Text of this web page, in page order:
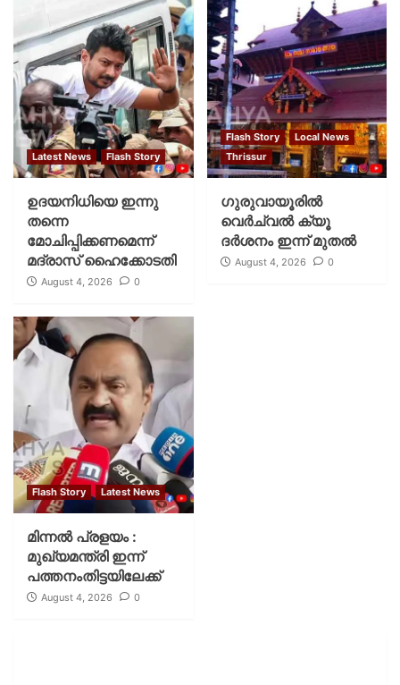
Latest News Flash Story
ഉദയനിധിയെ ഇന്നു
തന്നെ
മോചിപ്പിക്കണമെന്ന്
മദ്രാസ് ഹൈക്കോടതി
August 4, 2026 0
Flash Story
Local News
Thrissur
ഗുരുവായൂരില്‍
വെര്‍ച്വല്‍ ക്യൂ
ദര്‍ശനം ഇന്ന് മുതല്‍
August 4, 2026 0
Flash Story Latest News
മിന്നല്‍ പ്രളയം :
മുഖ്യമന്ത്രി ഇന്ന്
പത്തനംതിട്ടയിലേക്ക്
August 4, 2026 0